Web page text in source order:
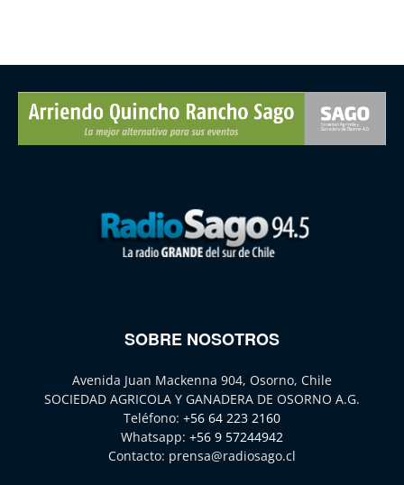
SOBRE NOSOTROS
Avenida Juan Mackenna 904, Osorno, Chile
SOCIEDAD AGRICOLA Y GANADERA DE OSORNO A.G.
Teléfono: +56 64 223 2160
Whatsapp: +56 9 57244942
Contacto: prensa@radiosago.cl